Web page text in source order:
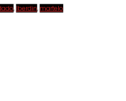
, Iberdin, martelo